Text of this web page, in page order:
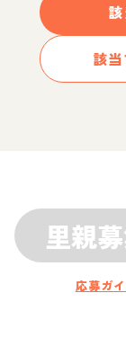
該
里親
応募ガ